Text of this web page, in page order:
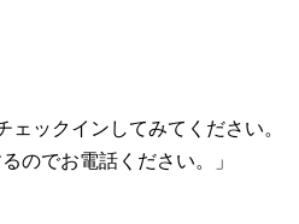
ェックインしてみてください。
のでお電話ください。」